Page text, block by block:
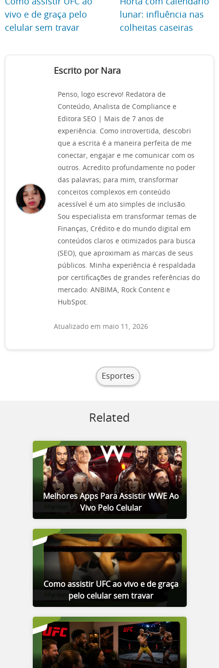
Como assistir UFC ao
vivo e de graça pelo
celular sem travar
Horta com calendário
lunar: influência nas
colheitas caseiras
Escrito por Nara
Penso, logo escrevo! Redatora de
Conteúdo, Analista de Compliance e
Editora SEO | Mais de 7 anos de
experiência. Como introvertida, descobri
que a escrita é a maneira perfeita de me
conectar, engajar e me comunicar com os
outros. Acredito profundamente no poder
das palavras; para mim, transformar
conceitos complexos em conteúdo
acessível é um ato simples de inclusão.
Sou especialista em transformar temas de
Finanças, Crédito e do mundo digital em
conteúdos claros e otimizados para busca
(SEO), que aproximam as marcas de seus
públicos. Minha experiência é respaldada
por certificações de grandes referências do
mercado: ANBIMA, Rock Content e
HubSpot.
Atualizado em maio 11, 2026
Esportes
Related
Melhores Apps Para Assistir WWE Ao
Vivo Pelo Celular
Como assistir UFC ao vivo e de graça
pelo celular sem travar